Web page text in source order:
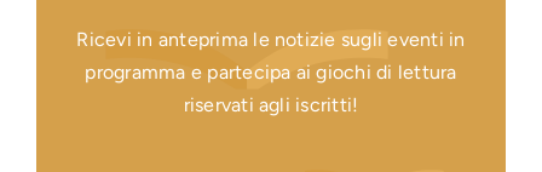
Ricevi in anteprima le notizie sugli eventi in
programma e partecipa ai giochi di lettura
riservati agli iscritti!